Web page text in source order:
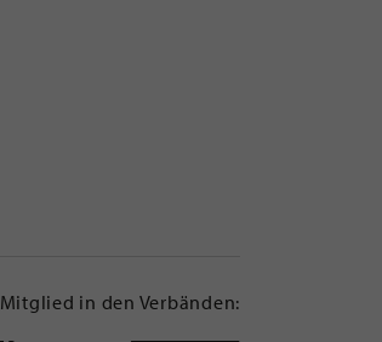
Mitglied in den Verbänden: